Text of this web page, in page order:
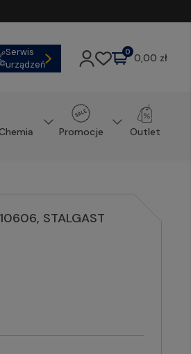
Serwis
urządzeń
0,00 zł
0
Chemia Promocje Outlet
STALGAST